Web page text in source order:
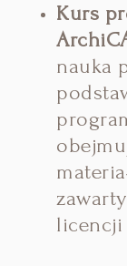
Kurs
nauka
licencji